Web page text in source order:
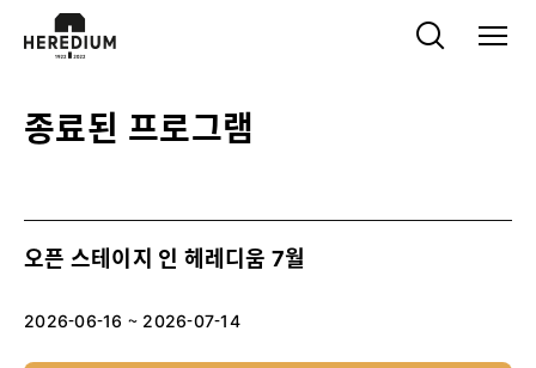
종료된 프로그램
오픈 스테이지 인 헤레디움 7월
2026-06-16 ~ 2026-07-14